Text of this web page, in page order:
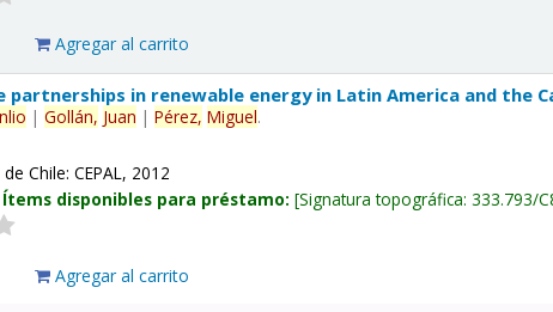
Agregar al carrito
partnerships in renewable energy in Latin America and the
|Gollán, Juan |Pérez, Miguel.
Chile: CEPAL, 2012
Ítems disponibles para préstamo: Signatura topográfica:333.793/
Agregar al carrito